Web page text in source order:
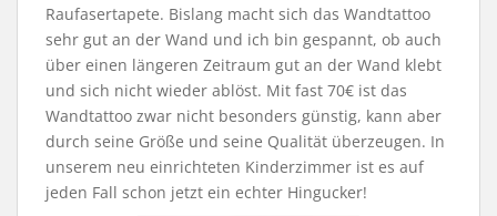
Raufasertapete. Bislang macht sich das Wandtattoo
sehr gut an der Wand und ich bin gespannt, ob auch
über einen längeren Zeitraum gut an der Wand klebt
und sich nicht wieder ablöst. Mit fast 70€ ist das
Wandtattoo zwar nicht besonders günstig, kann aber
durch seine Größe und seine Qualität überzeugen. In
unserem neu einrichteten Kinderzimmer ist es auf
jeden Fall schon jetzt ein echter Hingucker!